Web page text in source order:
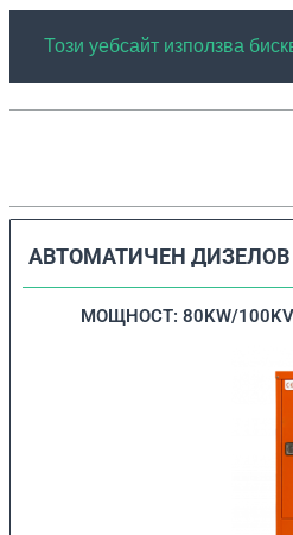
Този уебсайт използва
АВТОМАТИЧЕН ДИЗЕЛОВ
МОЩНОСТ: 80KW/